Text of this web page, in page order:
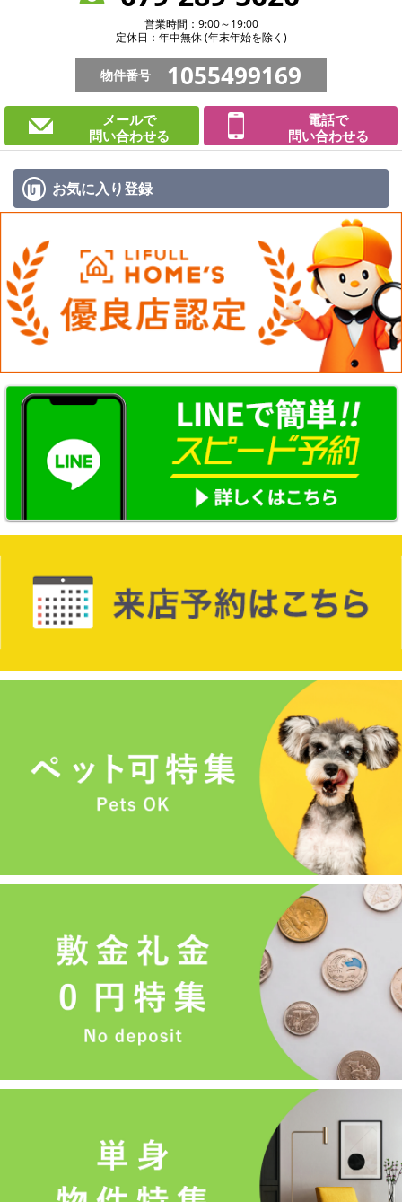
営業時間：9:00～19:00
定休日：年中無休 (年末年始を除く)
物件番号 1055499169
メールで
問い合わせる
電話で
問い合わせる
お気に入り登録